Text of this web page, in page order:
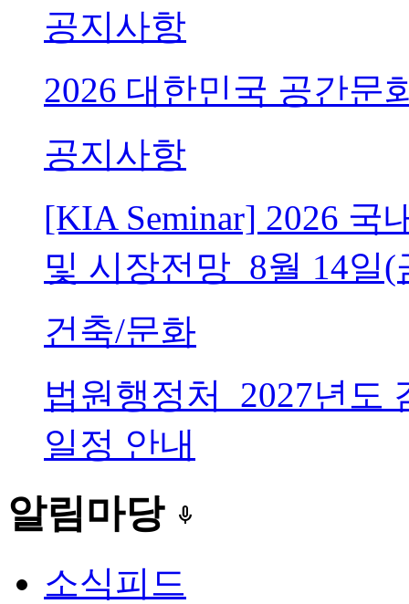
공지사항
2026 대한민국 공간문
공지사항
[KIA Seminar] 2026 국
및 시장전망_8월 14일(
건축/문화
법원행정처_2027년도
일정 안내
알림마당 keyboard_voice
소식피드